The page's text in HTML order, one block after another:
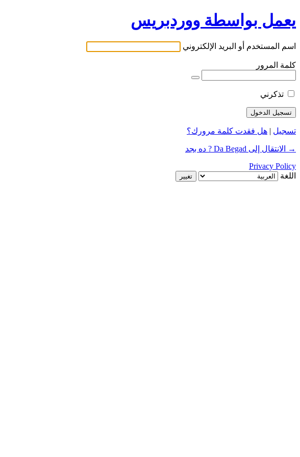
يعمل بواسطة ووردبريس
اسم المستخدم أو البريد الإلكتروني
كلمة المرور
تذكرني
تسجيل | هل فقدت كلمة مرورك؟
→ الانتقال إلى Da Begad ? ده بجد
Privacy Policy
اللغة